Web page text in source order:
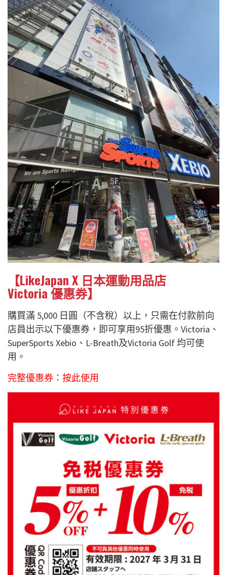
【LikeJapan X 日本運動用品店
Victoria 優惠券】
購買滿 5,000 日圓（不含稅）以上，只需在付款前向
店員出示以下優惠券，即可享用95折優惠。Victoria、
SuperSports Xebio、L-Breath及Victoria Golf 均可使
用。
完整優惠券： 按此使用